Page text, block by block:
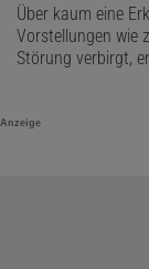
Über kaum eine
Vorstellungen wie
Störung verbirgt,
Anzeige